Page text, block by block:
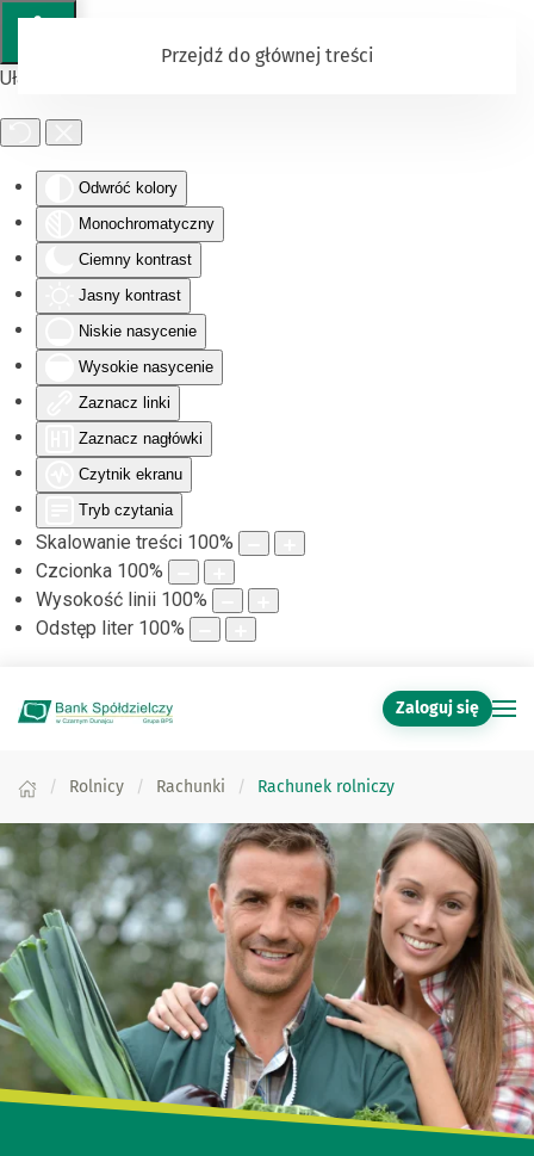
Ułatwienia dostępu
Odwróć kolory
Monochromatyczny
Ciemny kontrast
Jasny kontrast
Niskie nasycenie
Wysokie nasycenie
Zaznacz linki
Zaznacz nagłówki
Czytnik ekranu
Tryb czytania
Skalowanie treści 100%
Czcionka 100%
Wysokość linii 100%
Odstęp liter 100%
Przejdź do głównej treści
Zaloguj się
Rolnicy Rachunki Rachunek rolniczy